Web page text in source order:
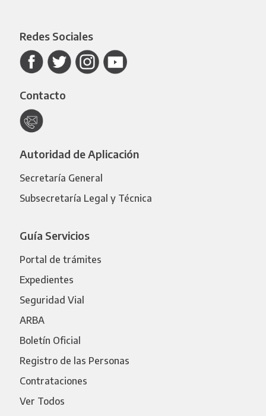
Redes Sociales
Contacto
Autoridad de Aplicación
Secretaría General
Subsecretaría Legal y Técnica
Guía Servicios
Portal de trámites
Expedientes
Seguridad Vial
ARBA
Boletín Oficial
Registro de las Personas
Contrataciones
Ver Todos